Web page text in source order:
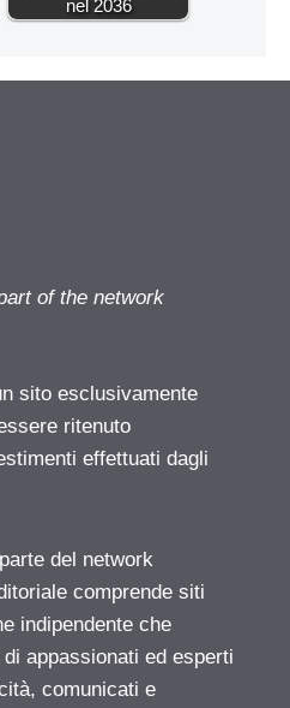
nel 2036
of the network
sito esclusivamente
ritenuto
effettuati dagli
del network
comprende siti
indipendente che
appassionati ed esperti
comunicati e